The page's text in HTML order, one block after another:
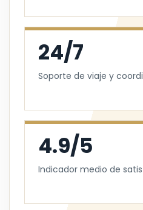
24/7
Soporte de viaje y
4.9/5
Indicador medio de